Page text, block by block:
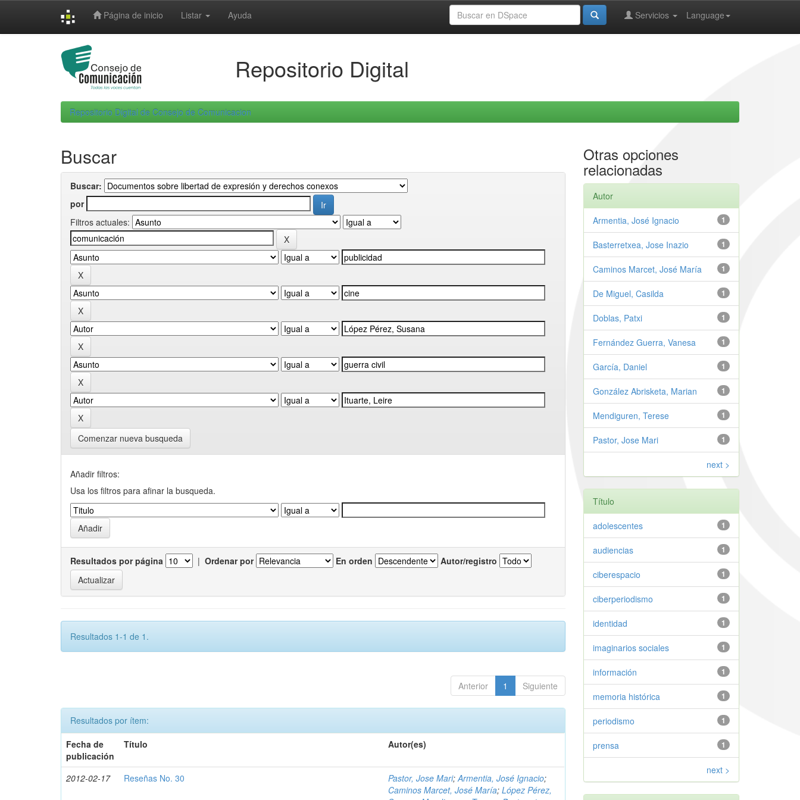
Página de inicio Listar Ayuda Language
Servicios
Repositorio Digital
Repositorio Digital de Consejo de Comunicacion
Buscar
Buscar:
por
Filtros actuales:
Comenzar nueva busqueda
Añadir filtros:
Usa los filtros para afinar la busqueda.
Resultados por página | Ordenar por En orden Autor/registro
Resultados 1-1 de 1.
Anterior 1 Siguiente
Resultados por ítem:
Fecha de
publicación
Título Autor(es)
2012-02-17 Reseñas No. 30 Pastor, Jose Mari;Armentia, José Ignacio;
Caminos Marcet, José María;López Pérez,
Otras opciones
relacionadas
Autor
1
Armentia, José Ignacio
1
Basterretxea, Jose Inazio
1
Caminos Marcet, José María
1
De Miguel, Casilda
1
Doblas, Patxi
1
Fernández Guerra, Vanesa
1
García, Daniel
1
González Abrisketa, Marian
1
Mendiguren, Terese
1
Pastor, Jose Mari
next >
Título
1
adolescentes
1
audiencias
1
ciberespacio
1
ciberperiodismo
1
identidad
1
imaginarios sociales
1
información
1
memoria histórica
1
periodismo
1
prensa
next >